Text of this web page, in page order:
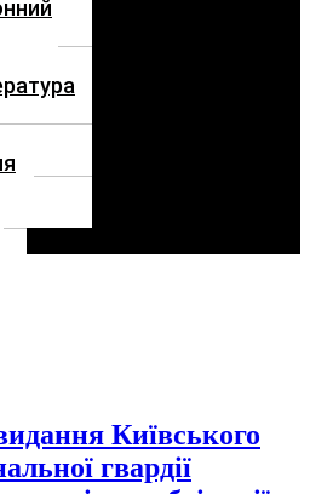
та
Київського
гвардії